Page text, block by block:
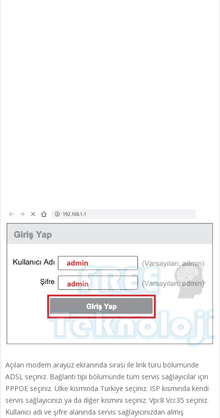
Açılan modem arayüz ekranında sırası ile link türü bölümünde
ADSL seçiniz. Bağlantı tipi bölümünde tüm servis sağlayıcılar için
PPPOE seçiniz. Ülke kısmında Türkiye seçiniz. ISP kısmında kendi
servis sağlayıcınızı ya da diğer kısmını seçiniz. Vpı:8 Vcı:35 seçiniz.
Kullanıcı adı ve şifre alanında servis sağlayıcınızdan almış